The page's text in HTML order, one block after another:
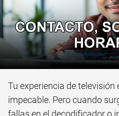
Tu experiencia de televisión
impecable. Pero cuando
fallas en el decodificador o